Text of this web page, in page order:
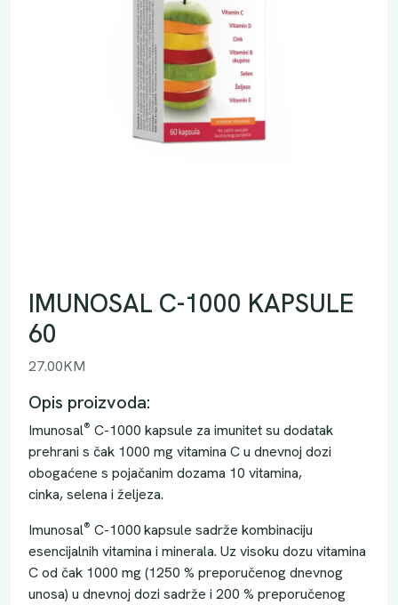
IMUNOSAL C-1000 KAPSULE
60
27.00KM
Opis proizvoda:
Imunosal® C-1000 kapsule za imunitet su dodatak
prehrani s čak 1000 mg vitamina C u dnevnoj dozi
obogaćene s pojačanim dozama 10 vitamina,
cinka, selena i željeza.
Imunosal® C-1000kapsule sadrže kombinaciju
esencijalnih vitamina i minerala. Uz visoku dozu vitamina
C od čak 1000 mg (1250 % preporučenog dnevnog
unosa) u dnevnoj dozi sadrže i 200 % preporučenog